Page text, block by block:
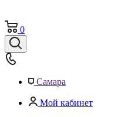
0
Самара
Мой кабинет